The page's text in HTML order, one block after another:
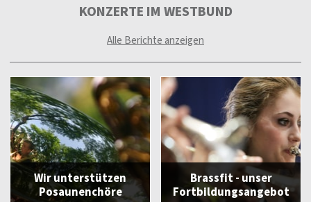
KONZERTE IM WESTBUND
Alle Berichte anzeigen
Wir unterstützen
Posaunenchöre
Brassfit - unser
Fortbildungsangebot